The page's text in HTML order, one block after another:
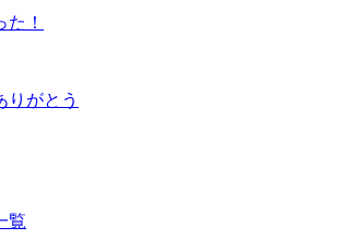
！
りがとう
覧